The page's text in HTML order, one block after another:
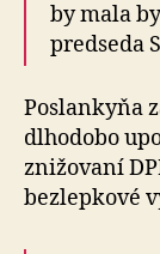
by mala
predseda
Poslankyňa
dlhodobo
znižovaní
bezlepkové